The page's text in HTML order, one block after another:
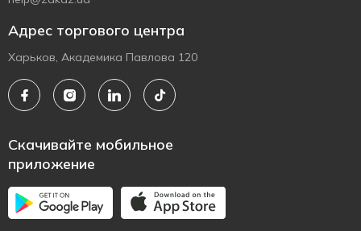
Адрес торгового центра
Харьков, Академика Павлова 120
Скачивайте мобильное
приложение